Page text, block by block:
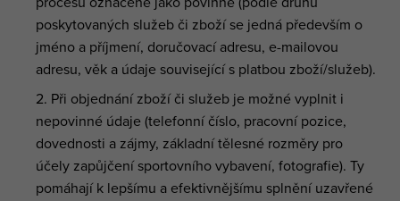
poskytovaných služeb či zboží se jedná především o
jméno a příjmení, doručovací adresu, e-mailovou
adresu, věk a údaje související s platbou zboží/služeb).
Při objednání zboží či služeb je možné vyplnit i
nepovinné údaje (telefonní číslo, pracovní pozice,
dovednosti a zájmy, základní tělesné rozměry pro
účely zapůjčení sportovního vybavení, fotografie). Ty
pomáhají k lepšímu a efektivnějšímu splnění uzavřené